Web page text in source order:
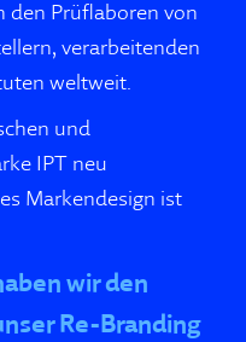
den Prüflaboren von
verarbeitenden
weltweit.
und
IPT neu
Markendesign ist
wir den
Re-Branding